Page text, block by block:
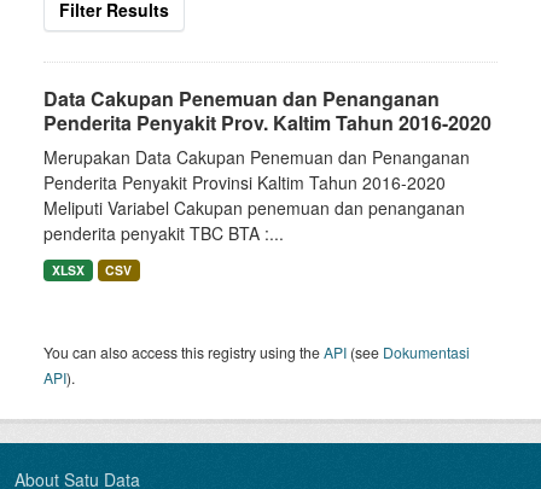
Filter Results
Data Cakupan Penemuan dan Penanganan
Penderita Penyakit Prov. Kaltim Tahun 2016-2020
Merupakan Data Cakupan Penemuan dan Penanganan
Penderita Penyakit Provinsi Kaltim Tahun 2016-2020
Meliputi Variabel Cakupan penemuan dan penanganan
penderita penyakit TBC BTA :...
XLSX CSV
You can also access this registry using theAPI (see Dokumentasi
API).
About Satu Data